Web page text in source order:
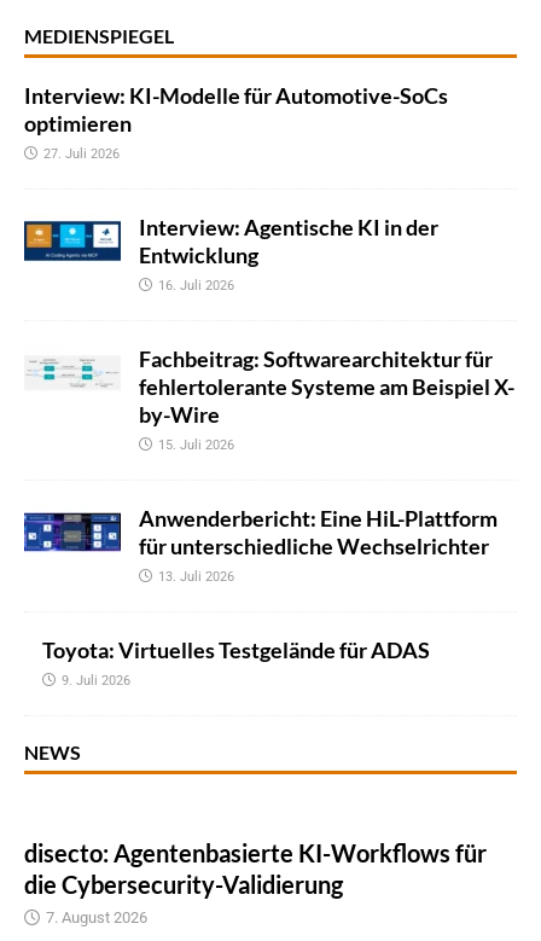
MEDIENSPIEGEL
Interview: KI-Modelle für Automotive-SoCs
optimieren
27. Juli 2026
Interview: Agentische KI in der
Entwicklung
16. Juli 2026
Fachbeitrag: Softwarearchitektur für
fehlertolerante Systeme am Beispiel X-
by-Wire
15. Juli 2026
Anwenderbericht: Eine HiL-Plattform
für unterschiedliche Wechselrichter
13. Juli 2026
Toyota: Virtuelles Testgelände für ADAS
9. Juli 2026
NEWS
disecto: Agentenbasierte KI-Workflows für
die Cybersecurity-Validierung
7. August 2026